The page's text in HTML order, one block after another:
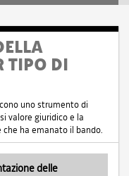
TIPO DI
uno strumento di
valore giuridico e la
ha emanato il bando.
delle